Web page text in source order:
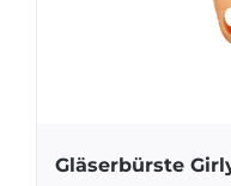
Gläserbürste